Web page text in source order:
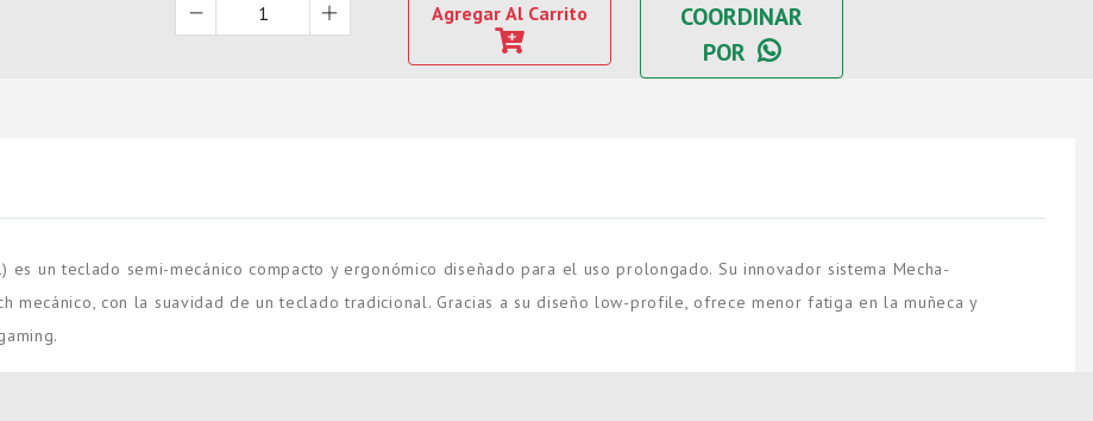
Agregar Al Carrito
COORDINAR
POR
es un teclado semi-mecánico compacto y ergonómico diseñado para el uso prolongado. Su innovador sistema Mecha-
mecánico, con la suavidad de un teclado tradicional. Gracias a su diseño low-profile, ofrece menor fatiga en la muñeca y